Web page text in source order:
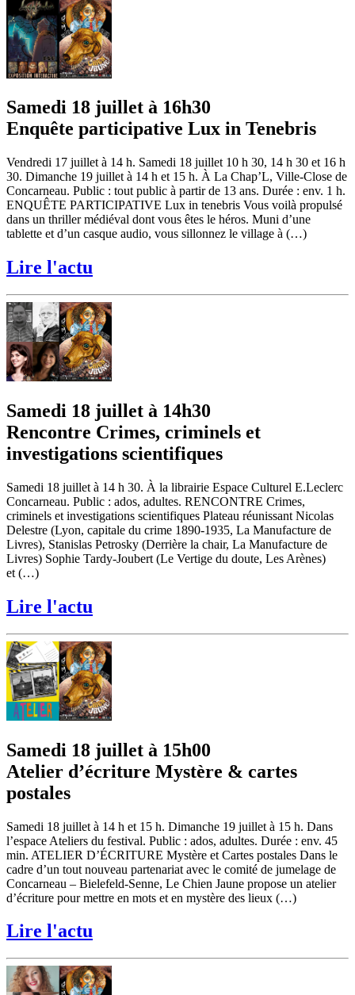
Samedi 18 juillet à 16h30
Enquête participative Lux in Tenebris
Vendredi 17 juillet à 14 h. Samedi 18 juillet 10 h 30, 14 h 30 et 16 h
30. Dimanche 19 juillet à 14 h et 15 h. À La Chap’L, Ville-Close de
Concarneau. Public : tout public à partir de 13 ans. Durée : env. 1 h.
ENQUÊTE PARTICIPATIVE Lux in tenebris Vous voilà propulsé
dans un thriller médiéval dont vous êtes le héros. Muni d’une
tablette et d’un casque audio, vous sillonnez le village à (…)
Lire l'actu
Samedi 18 juillet à 14h30
Rencontre Crimes, criminels et
investigations scientifiques
Samedi 18 juillet à 14 h 30. À la librairie Espace Culturel E.Leclerc
Concarneau. Public : ados, adultes. RENCONTRE Crimes,
criminels et investigations scientifiques Plateau réunissant Nicolas
Delestre (Lyon, capitale du crime 1890-1935, La Manufacture de
Livres), Stanislas Petrosky (Derrière la chair, La Manufacture de
Livres) Sophie Tardy-Joubert (Le Vertige du doute, Les Arènes)
et (…)
Lire l'actu
Samedi 18 juillet à 15h00
Atelier d’écriture Mystère & cartes
postales
Samedi 18 juillet à 14 h et 15 h. Dimanche 19 juillet à 15 h. Dans
l’espace Ateliers du festival. Public : ados, adultes. Durée : env. 45
min. ATELIER D’ÉCRITURE Mystère et Cartes postales Dans le
cadre d’un tout nouveau partenariat avec le comité de jumelage de
Concarneau – Bielefeld-Senne, Le Chien Jaune propose un atelier
d’écriture pour mettre en mots et en mystère des lieux (…)
Lire l'actu